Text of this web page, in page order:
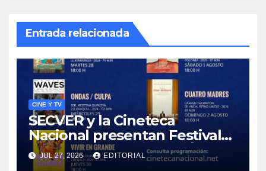
Entrada relacionada
CINE Y TV
SECVER y la Cineteca
Nacional presentan Festival
de Cine Europeo en el Ágora
de la Ciudad
JUL 27, 2026 EDITORIAL